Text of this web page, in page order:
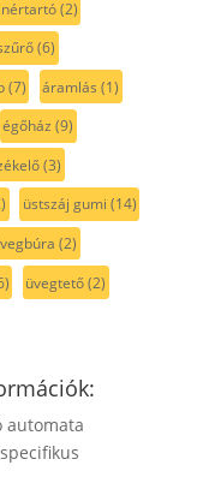
(2)
(6)
(7) áramlás (1)
égőház (9)
(3)
üstszáj gumi (14)
(2)
üvegtető(2)
automata